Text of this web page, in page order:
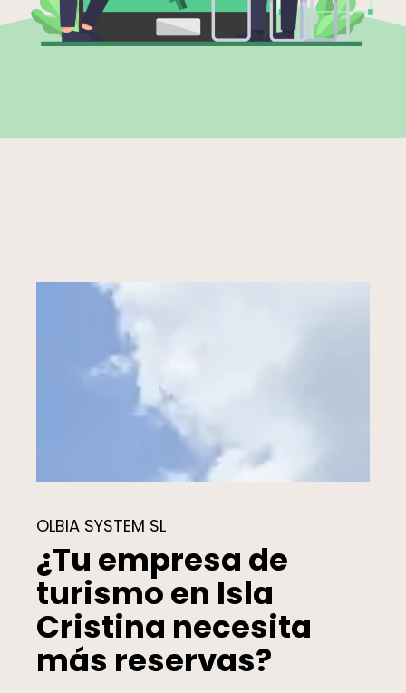
OLBIA SYSTEM SL
¿Tu empresa de
turismo en Isla
Cristina necesita
más reservas?